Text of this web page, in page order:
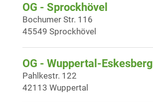
OG - Sprockhövel
Bochumer Str. 116
45549 Sprockhövel
OG - Wuppertal-Eskesberg
Pahlkestr. 122
42113 Wuppertal